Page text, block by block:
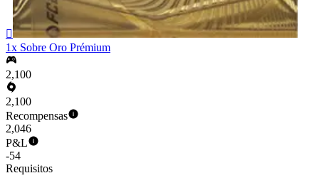

1x Sobre Oro Prémium
2,100
2,100
Recompensas
2,046
P&L
-54
Requisitos